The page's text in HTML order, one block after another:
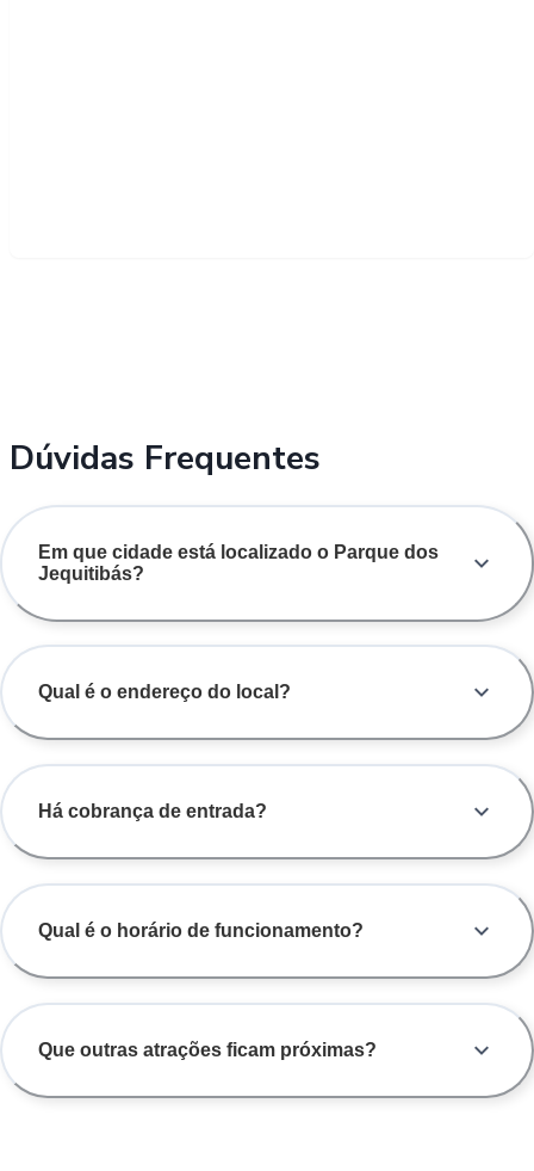
Dúvidas Frequentes
Em que cidade está localizado o Parque dos
Jequitibás?
Qual é o endereço do local?
Há cobrança de entrada?
Qual é o horário de funcionamento?
Que outras atrações ficam próximas?